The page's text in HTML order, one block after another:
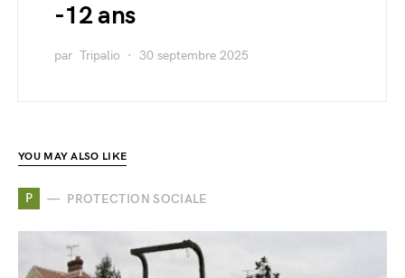
-12 ans
par Tripalio 30 septembre 2025
YOU MAY ALSO LIKE
P PROTECTION SOCIALE